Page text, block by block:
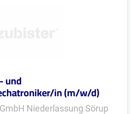
und
in (m/w/d)
Niederlassung Sörup